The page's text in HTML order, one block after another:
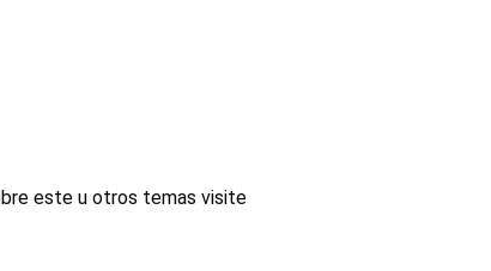
este u otros temas visite